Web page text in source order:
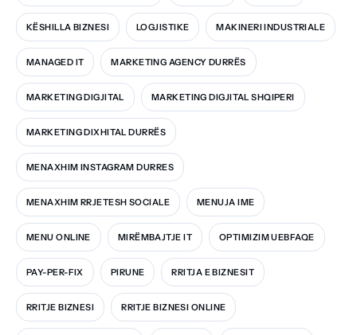
KËSHILLA BIZNESI LOGJISTIKE MAKINERI INDUSTRIALE
MANAGED IT MARKETING AGENCY DURRËS
MARKETING DIGJITAL MARKETING DIGJITAL SHQIPERI
MARKETING DIXHITAL DURRËS
MENAXHIM INSTAGRAM DURRES
MENAXHIM RRJETESH SOCIALE MENUJA IME
MENU ONLINE MIRËMBAJTJE IT OPTIMIZIM UEBFAQE
PAY-PER-FIX PIRUNE RRITJA E BIZNESIT
RRITJE BIZNESI RRITJE BIZNESI ONLINE